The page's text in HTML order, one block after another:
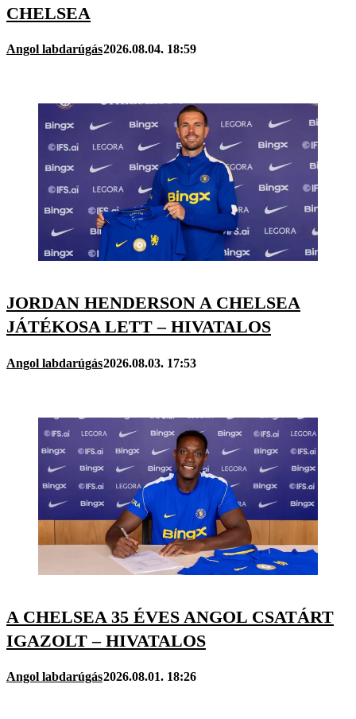
CHELSEA
Angol labdarúgás2026.08.04. 18:59
JORDAN HENDERSON A CHELSEA
JÁTÉKOSA LETT – HIVATALOS
Angol labdarúgás2026.08.03. 17:53
A CHELSEA 35 ÉVES ANGOL CSATÁRT
IGAZOLT – HIVATALOS
Angol labdarúgás2026.08.01. 18:26